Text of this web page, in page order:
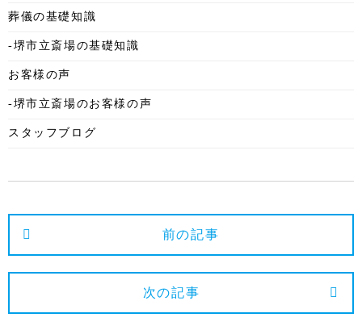
2025年1月
葬儀の基礎知識
-堺市立斎場の基礎知識
お客様の声
-堺市立斎場のお客様の声
スタッフブログ
前の記事
次の記事